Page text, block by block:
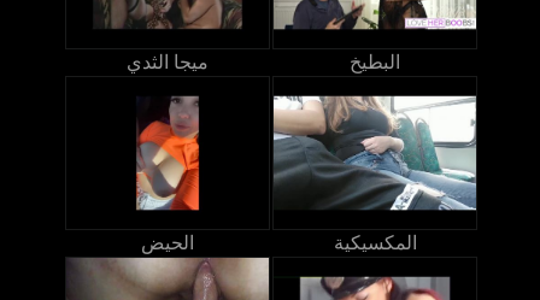
ميجا الثدي البطيخ
الحيض المكسيكية